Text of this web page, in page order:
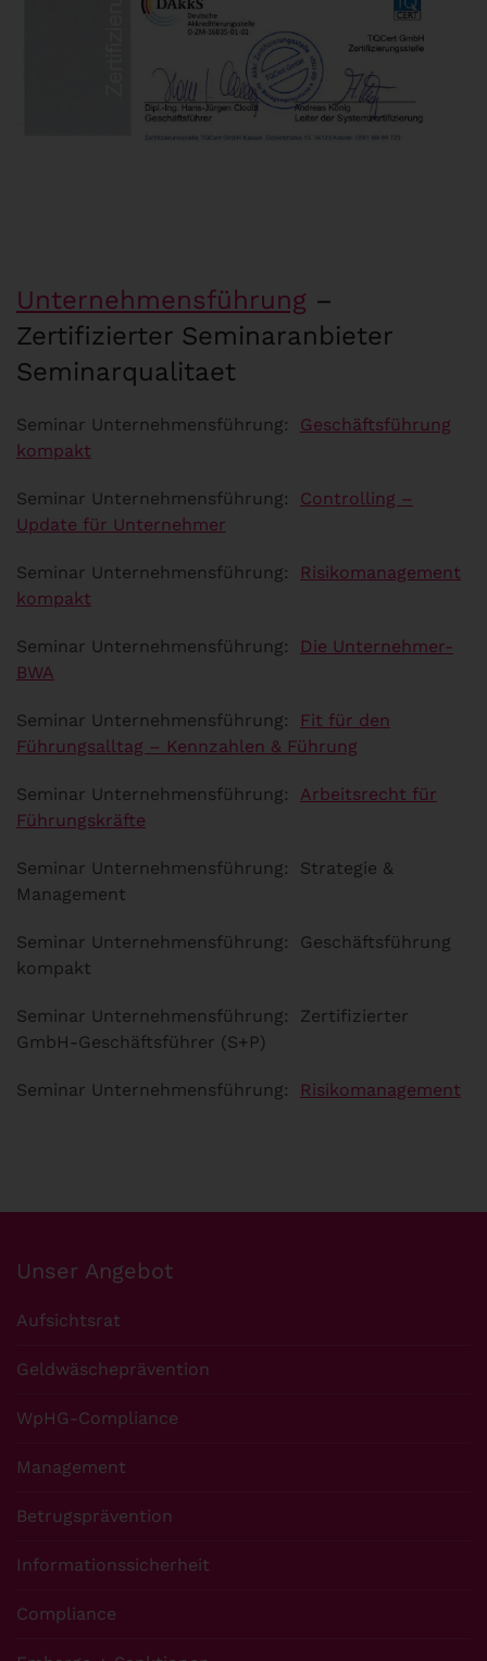
Unternehmensführung –
Zertifizierter Seminaranbieter
Seminarqualitaet
Seminar Unternehmensführung: Geschäftsführung
kompakt
Seminar Unternehmensführung: Controlling –
Update für Unternehmer
Seminar Unternehmensführung:
Risikomanagement
kompakt
Seminar Unternehmensführung:
Die Unternehmer-
BWA
Seminar Unternehmensführung:
Fit für den
Führungsalltag – Kennzahlen & Führung
Seminar Unternehmensführung: Arbeitsrecht für
Führungskräfte
Seminar Unternehmensführung: Strategie &
Management
Seminar Unternehmensführung: Geschäftsführung
kompakt
Seminar Unternehmensführung: Zertifizierter
GmbH-Geschäftsführer (S+P)
Seminar Unternehmensführung: Risikomanagement
Unser Angebot
Aufsichtsrat
Geldwäscheprävention
WpHG-Compliance
Management
Betrugsprävention
Informationssicherheit
Compliance